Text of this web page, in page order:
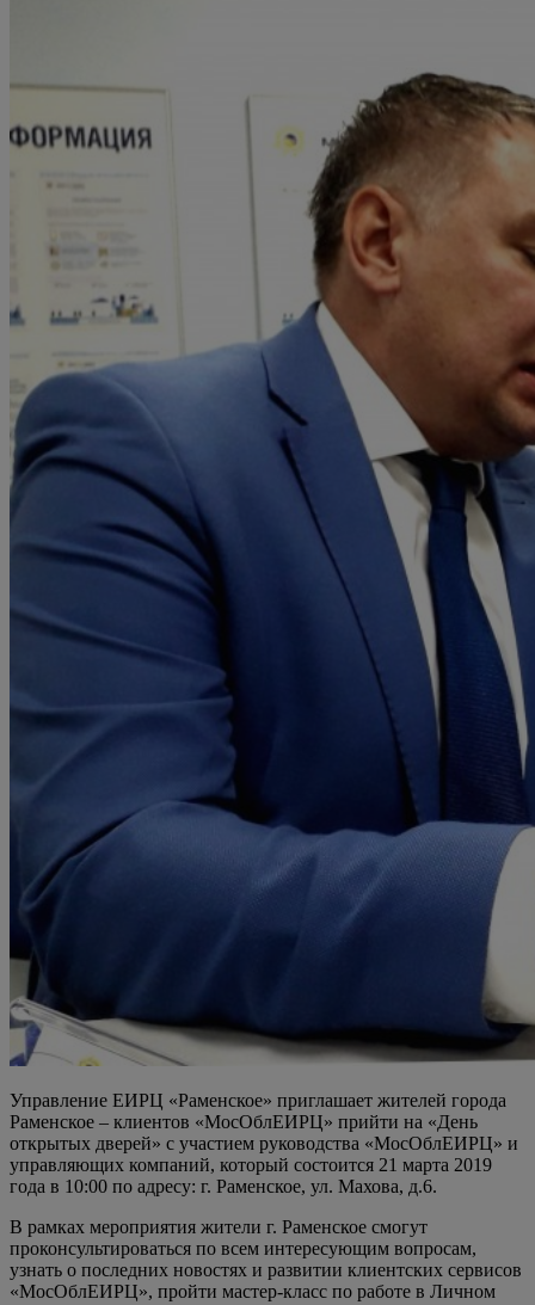
Управление ЕИРЦ «Раменское» приглашает жителей города
Раменское – клиентов «МосОблЕИРЦ» прийти на «День
открытых дверей» с участием руководства «МосОблЕИРЦ» и
управляющих компаний, который состоится 21 марта 2019
года в 10:00 по адресу: г. Раменское, ул. Махова, д.6.
В рамках мероприятия жители г. Раменское смогут
проконсультироваться по всем интересующим вопросам,
узнать о последних новостях и развитии клиентских сервисов
«МосОблЕИРЦ», пройти мастер-класс по работе в Личном